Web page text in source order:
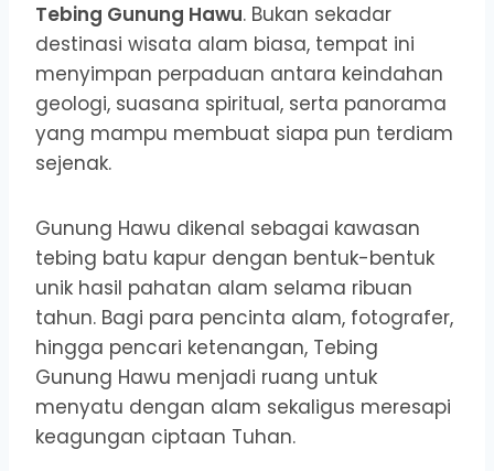
Tebing Gunung Hawu. Bukan sekadar
destinasi wisata alam biasa, tempat ini
menyimpan perpaduan antara keindahan
geologi, suasana spiritual, serta panorama
yang mampu membuat siapa pun terdiam
sejenak.
Gunung Hawu dikenal sebagai kawasan
tebing batu kapur dengan bentuk-bentuk
unik hasil pahatan alam selama ribuan
tahun. Bagi para pencinta alam, fotografer,
hingga pencari ketenangan, Tebing
Gunung Hawu menjadi ruang untuk
menyatu dengan alam sekaligus meresapi
keagungan ciptaan Tuhan.